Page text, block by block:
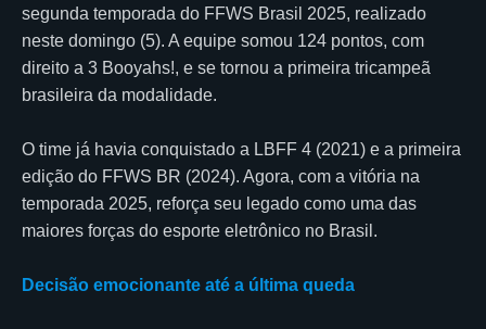
segunda temporada do FFWS Brasil 2025, realizado
neste domingo (5). A equipe somou 124 pontos, com
direito a 3 Booyahs!, e se tornou a primeira tricampeã
brasileira da modalidade.
O time já havia conquistado a LBFF 4 (2021) e a primeira
edição do FFWS BR (2024). Agora, com a vitória na
temporada 2025, reforça seu legado como uma das
maiores forças do esporte eletrônico no Brasil.
Decisão emocionante até a última queda